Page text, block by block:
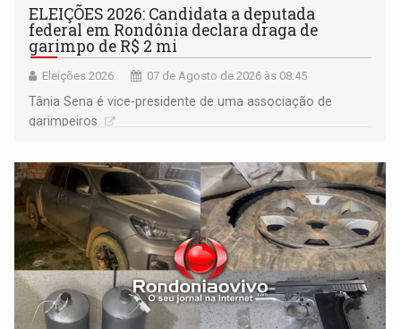
ELEIÇÕES 2026: Candidata a deputada
federal em Rondônia declara draga de
garimpo de R$ 2 mi
Eleições 2026 07 de Agosto de 2026 às 08:45
Tânia Sena é vice-presidente de uma associação de
garimpeiros